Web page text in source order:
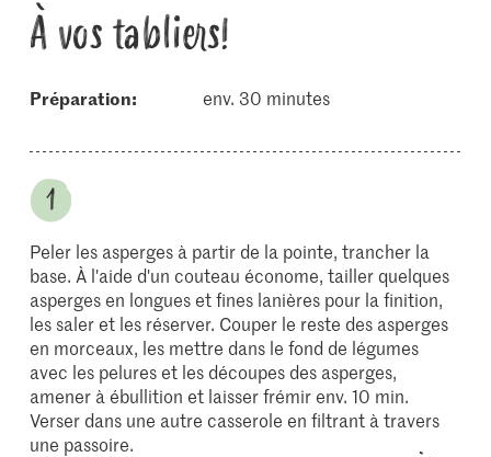
À vos tabliers!
Préparation: env. 30 minutes
Peler les asperges à partir de la pointe, trancher la
base. À l'aide d'un couteau économe, tailler quelques
asperges en longues et fines lanières pour la finition,
les saler et les réserver. Couper le reste des asperges
en morceaux, les mettre dans le fond de légumes
avec les pelures et les découpes des asperges,
amener à ébullition et laisser frémir env. 10 min.
Verser dans une autre casserole en filtrant à travers
une passoire.